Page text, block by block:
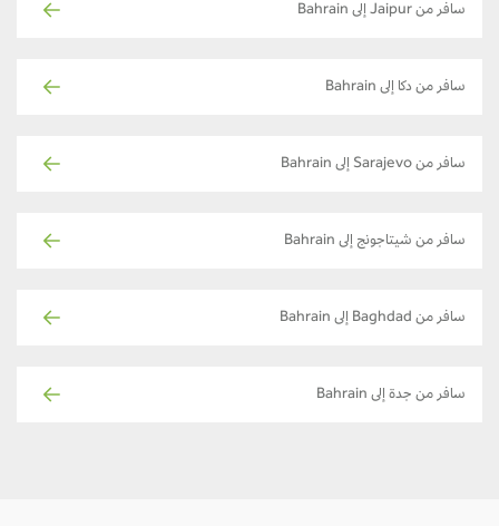
سافر من Jaipur إلى Bahrain
سافر من دكا إلى Bahrain
سافر من Sarajevo إلى Bahrain
سافر من شيتاجونج إلى Bahrain
سافر من Baghdad إلى Bahrain
سافر من جدة إلى Bahrain